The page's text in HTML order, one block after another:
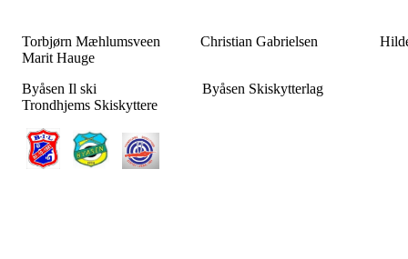
Torbjørn Mæhlumsveen Christian Gabrielsen
Marit Hauge
Byåsen Il ski Byåsen Skiskytterlag
Trondhjems Skiskyttere